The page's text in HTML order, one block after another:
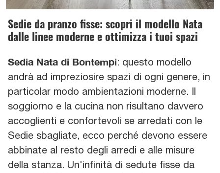
Sedie da pranzo fisse: scopri il modello Nata
dalle linee moderne e ottimizza i tuoi spazi
Sedia Nata di Bontempi: questo modello
andrà ad impreziosire spazi di ogni genere, in
particolar modo ambientazioni moderne. Il
soggiorno e la cucina non risultano davvero
accoglienti e confortevoli se arredati con le
Sedie sbagliate, ecco perché devono essere
abbinate al resto degli arredi e alle misure
della stanza. Un'infinità di sedute fisse da